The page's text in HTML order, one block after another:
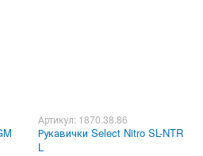
Артикул: 1870.38.86
Рукавички Select Nitro SL-NTR
L